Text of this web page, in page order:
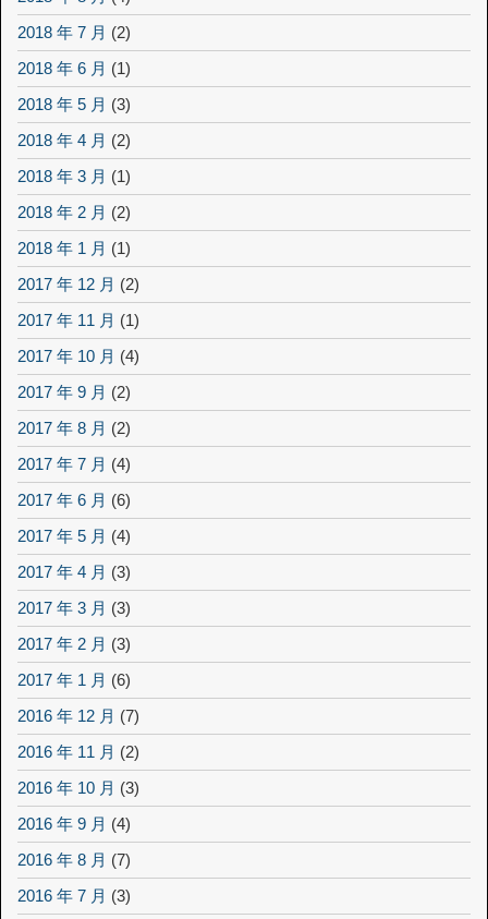
2018 年 7 月 (2)
2018 年 6 月 (1)
2018 年 5 月 (3)
2018 年 4 月 (2)
2018 年 3 月 (1)
2018 年 2 月 (2)
2018 年 1 月 (1)
2017 年 12 月 (2)
2017 年 11 月 (1)
2017 年 10 月 (4)
2017 年 9 月 (2)
2017 年 8 月 (2)
2017 年 7 月 (4)
2017 年 6 月 (6)
2017 年 5 月 (4)
2017 年 4 月 (3)
2017 年 3 月 (3)
2017 年 2 月 (3)
2017 年 1 月 (6)
2016 年 12 月 (7)
2016 年 11 月 (2)
2016 年 10 月 (3)
2016 年 9 月 (4)
2016 年 8 月 (7)
2016 年 7 月 (3)